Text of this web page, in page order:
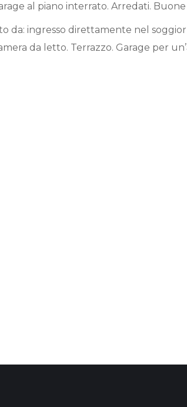
al piano interrato. Arredati.
da: ingresso direttamente nel
da letto. Terrazzo. Garage per